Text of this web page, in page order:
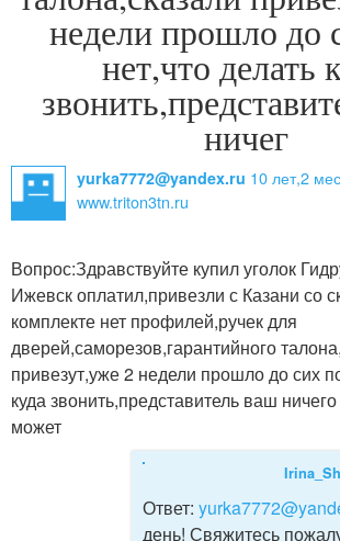
недели прошло до
нет,что делать
ничег
yurka7772@yandex.ru 10 лет,2
www.triton3tn.ru
Вопрос:Здравствуйте купил уголок
Ижевск оплатил,привезли с Казани со
комплекте нет профилей,ручек для
дверей,саморезов,гарантийного
привезут,уже 2 недели прошло до сих
куда звонить,представитель ваш
может
Irina_Sh
Ответ:
день! Свяжитесь